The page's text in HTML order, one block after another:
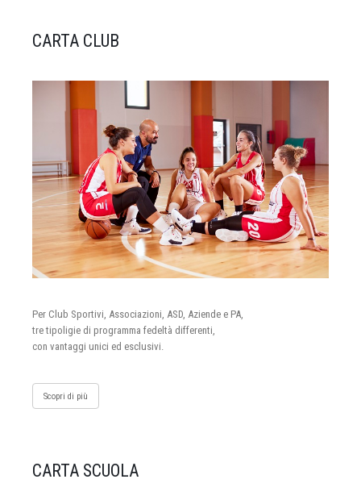
CARTA CLUB
Per Club Sportivi, Associazioni, ASD, Aziende e PA,
tre tipoligie di programma fedeltà differenti,
con vantaggi unici ed esclusivi.
Scopri di più
CARTA SCUOLA